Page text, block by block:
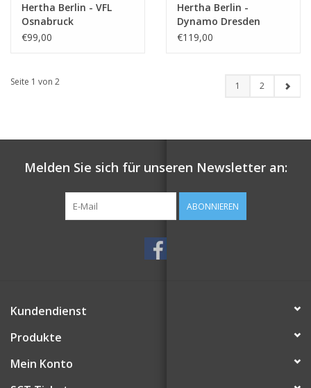
Hertha Berlin - VFL
Osnabruck
€99,00
Hertha Berlin -
Dynamo Dresden
€119,00
Seite 1 von 2 1 2
Melden Sie sich für unseren Newsletter an:
ABONNIEREN
Kundendienst
Produkte
Mein Konto